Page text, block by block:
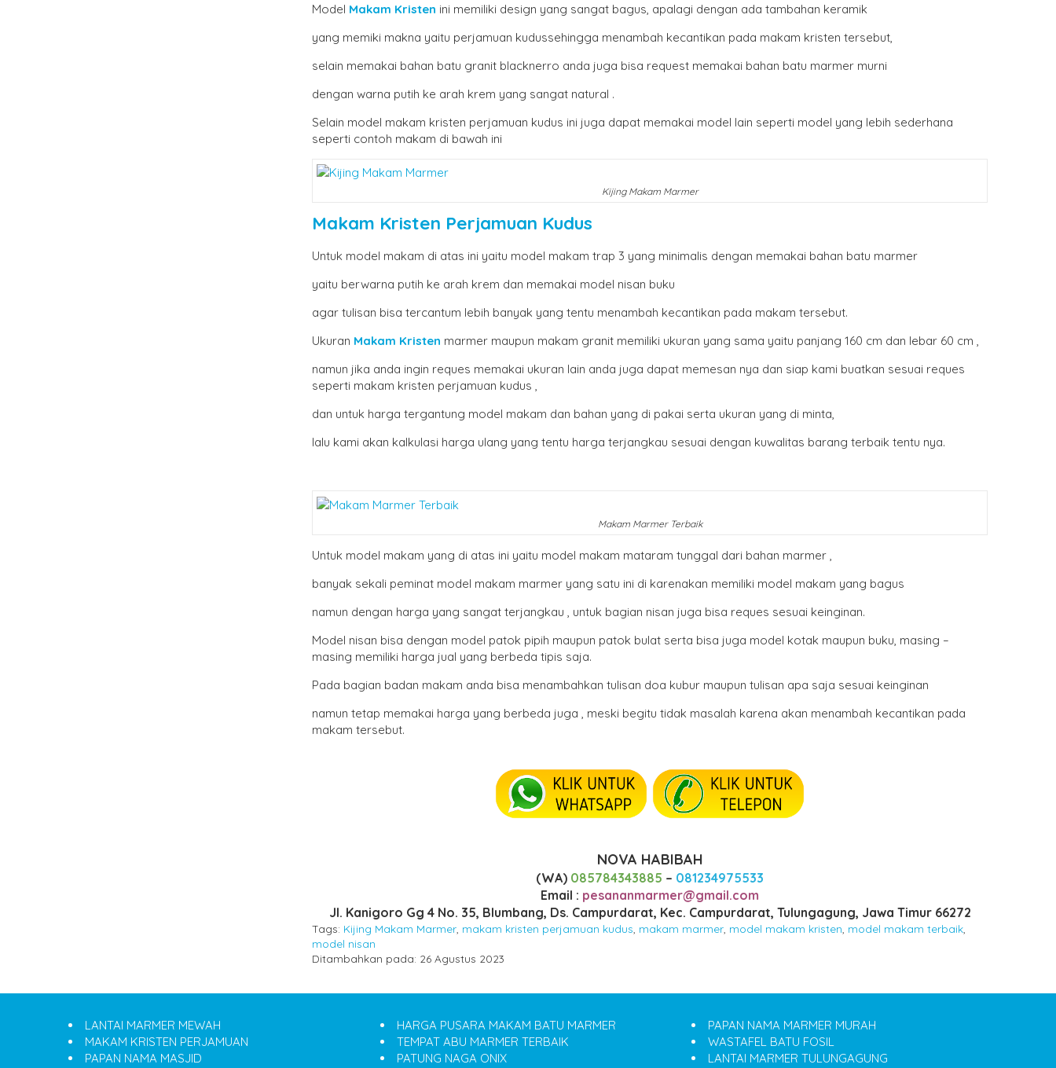
Model Makam Kristen ini memiliki design yang sangat bagus, apalagi dengan ada tambahan keramik
yang memiki makna yaitu perjamuan kudussehingga menambah kecantikan pada makam kristen tersebut,
selain memakai bahan batu granit blacknerro anda juga bisa request memakai bahan batu marmer murni
dengan warna putih ke arah krem yang sangat natural .
Selain model makam kristen perjamuan kudus ini juga dapat memakai model lain seperti model yang lebih sederhana
seperti contoh makam di bawah ini
Kijing Makam Marmer
Makam Kristen Perjamuan Kudus
Untuk model makam di atas ini yaitu model makam trap 3 yang minimalis dengan memakai bahan batu marmer
yaitu berwarna putih ke arah krem dan memakai model nisan buku
agar tulisan bisa tercantum lebih banyak yang tentu menambah kecantikan pada makam tersebut.
Ukuran Makam Kristen marmer maupun makam granit memiliki ukuran yang sama yaitu panjang 160 cm dan lebar 60 cm ,
namun jika anda ingin reques memakai ukuran lain anda juga dapat memesan nya dan siap kami buatkan sesuai reques
seperti makam kristen perjamuan kudus ,
dan untuk harga tergantung model makam dan bahan yang di pakai serta ukuran yang di minta,
lalu kami akan kalkulasi harga ulang yang tentu harga terjangkau sesuai dengan kuwalitas barang terbaik tentu nya.
Makam Marmer Terbaik
Untuk model makam yang di atas ini yaitu model makam mataram tunggal dari bahan marmer ,
banyak sekali peminat model makam marmer yang satu ini di karenakan memiliki model makam yang bagus
namun dengan harga yang sangat terjangkau , untuk bagian nisan juga bisa reques sesuai keinginan.
Model nisan bisa dengan model patok pipih maupun patok bulat serta bisa juga model kotak maupun buku, masing –
masing memiliki harga jual yang berbeda tipis saja.
Pada bagian badan makam anda bisa menambahkan tulisan doa kubur maupun tulisan apa saja sesuai keinginan
namun tetap memakai harga yang berbeda juga , meski begitu tidak masalah karena akan menambah kecantikan pada
makam tersebut.
NOVA HABIBAH
(WA) 085784343885 – 081234975533
Email : pesananmarmer@gmail.com
Jl. Kanigoro Gg 4 No. 35, Blumbang, Ds. Campurdarat, Kec. Campurdarat, Tulungagung, Jawa Timur 66272
Tags: Kijing Makam Marmer makam kristen perjamuan kudus makam marmer model makam kristen model makam terbaik
model nisan
Ditambahkan pada: 26 Agustus 2023
LANTAI MARMER MEWAH
MAKAM KRISTEN PERJAMUAN
PAPAN NAMA MASJID
HARGA PUSARA MAKAM BATU MARMER
TEMPAT ABU MARMER TERBAIK
PATUNG NAGA ONIX
PAPAN NAMA MARMER MURAH
WASTAFEL BATU FOSIL
LANTAI MARMER TULUNGAGUNG